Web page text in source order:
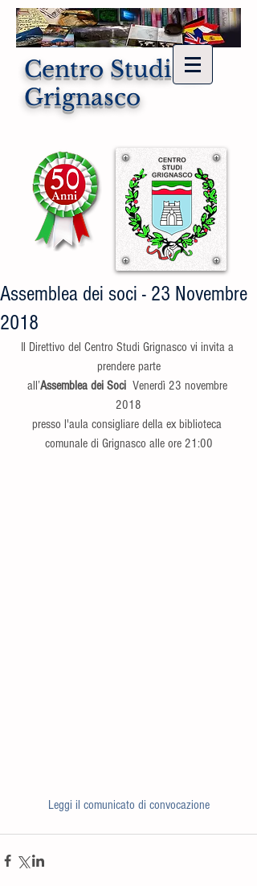
Centro Studi di
Grignasco
Assemblea dei soci - 23 Novembre
2018
Il Direttivo del Centro Studi Grignasco vi invita a
prendere parte
all’Assemblea dei Soci Venerdì 23 novembre
2018
presso l'aula consigliare della ex biblioteca
comunale di Grignasco alle ore 21:00
​Leggi il comunicato di convocazione